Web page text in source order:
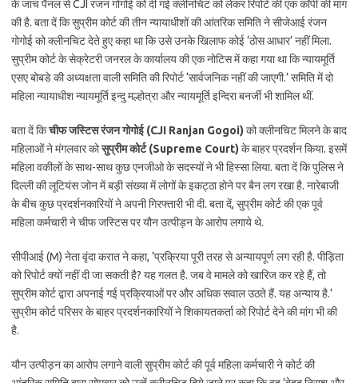
के जांच पैनल से CJI रंजन गोगोई को दी गई क्लीनचिट को लेकर रिपोर्ट की एक कॉपी की मांग
की है. बता दें कि सुप्रीम कोर्ट की तीन न्यायाधीशों की आंतरिक समिति ने सीजेआई रंजन
गोगोई को क्लीनचिट देते हुए कहा था कि उसे उनके खिलाफ कोई ‘ठोस आधार’ नहीं मिला.
सुप्रीम कोर्ट के सेक्रेटरी जनरल के कार्यालय की एक नोटिस में कहा गया था कि न्यायमूर्ति
एसए बोबडे की अध्यक्षता वाली समिति की रिपोर्ट ‘सार्वजनिक नहीं की जाएगी.’ समिति में दो
महिला न्यायाधीश न्यायमूर्ति इन्दु मल्होत्रा और न्यायमूर्ति इन्दिरा बनर्जी भी शामिल थीं.
बता दें किचीफ जस्टिस रंजन गोगोई (CJI Ranjan Gogoi) को क्लीनचिट मिलने के बाद
महिलाओं ने मंगलवार कोसुप्रीम कोर्ट (Supreme Court) के बाहर प्रदर्शन किया. इसमें
महिला वकीलों के साथ-साथ कुछ एनजीओ के सदस्यों ने भी हिस्सा लिया. बता दें कि पुलिस ने
दिल्ली की लूटियंस जोन में बड़ी संख्या में लोगों के इकट्ठा होने पर बैन लग रखा है. नारेबाजी
के बीच कुछ प्रदर्शनकारियों ने अपनी गिरफ्तारी भी दी. बता दें, सुप्रीम कोर्ट की एक पूर्व
महिला कर्मचारी ने चीफ जस्टिस पर यौन उत्पीड़न के आरोप लगाये थे.
सीपीआई (M) नेता वृंदा करात ने कहा, ‘प्रक्रिया पूरी तरह से अन्यायपूर्ण लग रही है. पीड़िता
को रिपोर्ट क्यों नहीं दी जा सकती है? यह गलत है. जब वे मामले को खारिज कर रहे हैं, तो
सुप्रीम कोर्ट द्वारा अपनाई गई प्रक्रियाओं पर और अधिक सवाल उठते हैं. यह अन्याय है.’
सुप्रीम कोर्ट परिसर के बाहर प्रदर्शनकारियों ने शिकायतकर्ता को रिपोर्ट देने की मांग भी की
है.
यौन उत्पीड़न का आरोप लगाने वाली सुप्रीम कोर्ट की पूर्व महिला कर्मचारी ने कोर्ट की